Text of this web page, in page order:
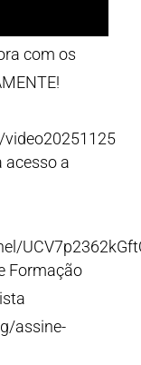
com os
acesso a
Formação
assine-